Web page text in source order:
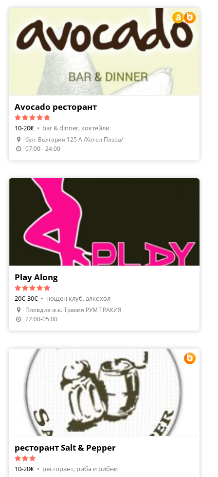
Направи Резервация
Avocado ресторант
10-20€ • bar & dinner, коктейли
бул. България 125 А /Хотел Плаза/
07:00 - 24:00
Play Along
20€-30€ • нощен клуб, алкохол
Пловдив ж.к. Тракия РУМ ТРАКИЯ
22:00-05:00
ресторант Salt & Pepper
10-20€ • ресторант, риба и рибни